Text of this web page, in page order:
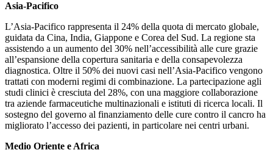
Asia-Pacifico
L’Asia-Pacifico rappresenta il 24% della quota di mercato globale,
guidata da Cina, India, Giappone e Corea del Sud. La regione sta
assistendo a un aumento del 30% nell’accessibilità alle cure grazie
all’espansione della copertura sanitaria e della consapevolezza
diagnostica. Oltre il 50% dei nuovi casi nell’Asia-Pacifico vengono
trattati con moderni regimi di combinazione. La partecipazione agli
studi clinici è cresciuta del 28%, con una maggiore collaborazione
tra aziende farmaceutiche multinazionali e istituti di ricerca locali. Il
sostegno del governo al finanziamento delle cure contro il cancro ha
migliorato l’accesso dei pazienti, in particolare nei centri urbani.
Medio Oriente e Africa